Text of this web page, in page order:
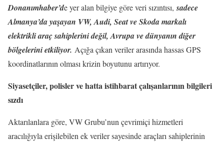
Donanımhaber’de yer alan bilgiye göre veri sızıntısı,sadece
Almanya’da yaşayan VW, Audi, Seat ve Skoda markalı
elektrikli araç sahiplerini değil, Avrupa ve dünyanın diğer
bölgelerini etkiliyor. Açığa çıkan veriler arasında hassas GPS
koordinatlarının olması krizin boyutunu artırıyor.
Siyasetçiler, polisler ve hatta istihbarat çalışanlarının bilgileri
sızdı
Aktarılanlara göre, VW Grubu’nun çevrimiçi hizmetleri
aracılığıyla erişilebilen ek veriler sayesinde araçları sahiplerinin